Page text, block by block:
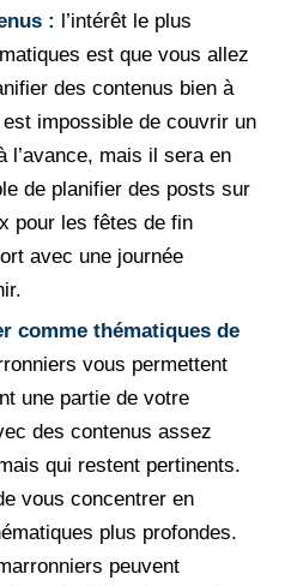
: l’intérêt le plus
est que vous allez
des contenus bien à
impossible de couvrir un
l’avance, mais il sera en
de planifier des posts sur
pour les fêtes de fin
avec une journée
comme thématiques de
vous permettent
une partie de votre
des contenus assez
qui restent pertinents.
vous concentrer en
plus profondes.
peuvent